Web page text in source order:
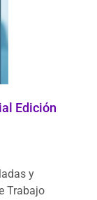
Edición
y
Trabajo